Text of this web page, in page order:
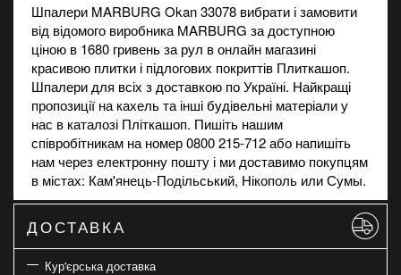
Шпалери MARBURG Okan 33078 вибрати і замовити
від відомого виробника MARBURG за доступною
ціною в 1680 гривень за рул вонлайн магазині
красивою плитки і підлогових покриттів Плиткашоп.
Шпалери для всіх з доставкою по Україні. Найкращі
пропозиції на кахельта інші будівельні матеріали у
нас в каталозі Пліткашоп. Пишіть нашим
співробітникам на номер 0800 215-712 або напишіть
нам через електронну пошту і ми доставимо покупцям
в містах: Кам'янець-Подільський, Нікополь или Сумы.
ДОСТАВКА
Кур'єрська доставка